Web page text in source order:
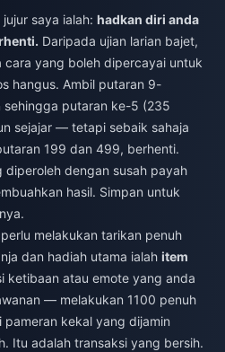
saya ialah: hadkan diri anda
Daripada ujian larian bajet,
yang boleh dipercayai untuk
hangus. Ambil putaran 9-
putaran ke-5 (235
sejajar — tetapi sebaik sahaja
199 dan 499, berhenti.
diperoleh dengan susah payah
hasil. Simpan untuk
melakukan tarikan penuh
dan hadiah utama ialah item
ketibaan atau emote yang anda
— melakukan 1100 penuh
pameran kekal yang dijamin
Itu adalah transaksi yang bersih.